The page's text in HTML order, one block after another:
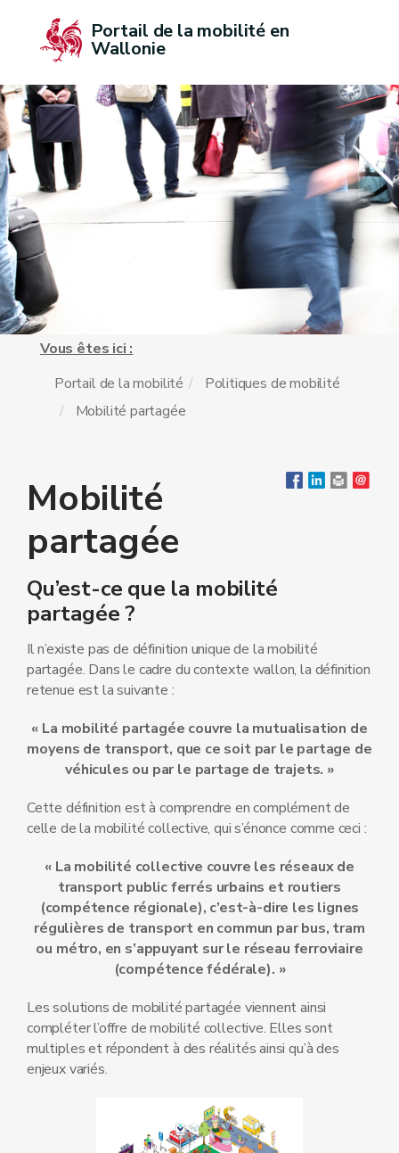
Portail de la mobilité en
Wallonie
Vous êtes ici :
Portail de la mobilité
Politiques de mobilité
Mobilité partagée
Mobilité
partagée
Qu’est-ce que la mobilité
partagée ?
Il n’existe pas de définition unique de la mobilité
partagée. Dans le cadre du contexte wallon, la définition
retenue est la suivante :
« La mobilité partagée couvre la mutualisation de
moyens de transport, que ce soit par le partage de
véhicules ou par le partage de trajets. »
Cette définition est à comprendre en complément de
celle de la mobilité collective, qui s’énonce comme ceci :
« La mobilité collective couvre les réseaux de
transport public ferrés urbains et routiers
(compétence régionale), c’est-à-dire les lignes
régulières de transport en commun par bus, tram
ou métro, en s’appuyant sur le réseau ferroviaire
(compétence fédérale). »
Les solutions de mobilité partagée viennent ainsi
compléter l’offre de mobilité collective. Elles sont
multiples et répondent à des réalités ainsi qu’à des
enjeux variés.